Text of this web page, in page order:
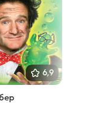
6,9